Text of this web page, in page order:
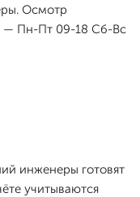
Осмотр
— Пн-Пт 09-18 Сб-Вс
инженеры готовят
учитываются